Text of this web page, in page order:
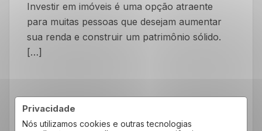
Privacidade
Nós utilizamos cookies e outras tecnologias
Investir em imóveis é uma opção atraente
para muitas pessoas que desejam aumentar
sua renda e construir um patrimônio sólido.
[…]
LEIA MAIS